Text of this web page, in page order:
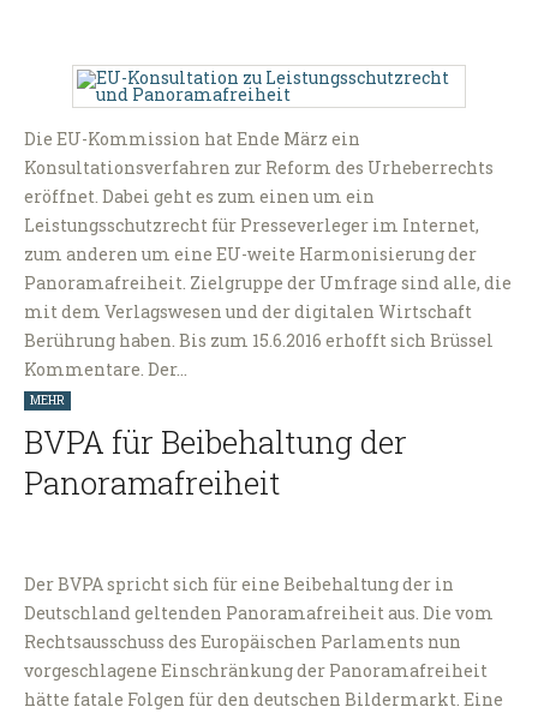
Die EU-Kommission hat Ende März ein
Konsultationsverfahren zur Reform des Urheberrechts
eröffnet. Dabei geht es zum einen um ein
Leistungsschutzrecht für Presseverleger im Internet,
zum anderen um eine EU-weite Harmonisierung der
Panoramafreiheit. Zielgruppe der Umfrage sind alle, die
mit dem Verlagswesen und der digitalen Wirtschaft
Berührung haben. Bis zum 15.6.2016 erhofft sich Brüssel
Kommentare. Der…
MEHR
BVPA für Beibehaltung der
Panoramafreiheit
Der BVPA spricht sich für eine Beibehaltung der in
Deutschland geltenden Panoramafreiheit aus. Die vom
Rechtsausschuss des Europäischen Parlaments nun
vorgeschlagene Einschränkung der Panoramafreiheit
hätte fatale Folgen für den deutschen Bildermarkt. Eine